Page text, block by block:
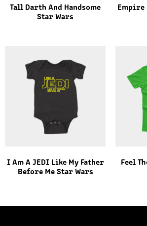
Tall Darth And Handsome
Star Wars
Empire
I Am A JEDI Like My Father
Before Me Star Wars
Feel